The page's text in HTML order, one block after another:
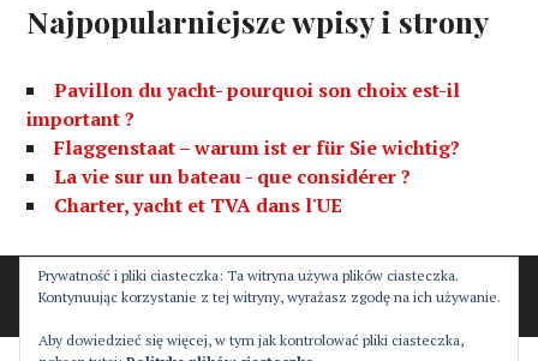
lNajpopularniejsze wpisy i strony
Pavillon du yacht- pourquoi son choix est-il
important ?
Flaggenstaat – warum ist er für Sie wichtig?
La vie sur un bateau - que considérer ?
Charter, yacht et TVA dans l'UE
Proudly powered by WordPress
Theme: Canard by
Automattic
Prywatność i pliki ciasteczka: Ta witryna używa plików ciasteczka.
Kontynuując korzystanie z tej witryny, wyrażasz zgodę na ich używanie.
Aby dowiedzieć się więcej, w tym jak kontrolować pliki ciasteczka,